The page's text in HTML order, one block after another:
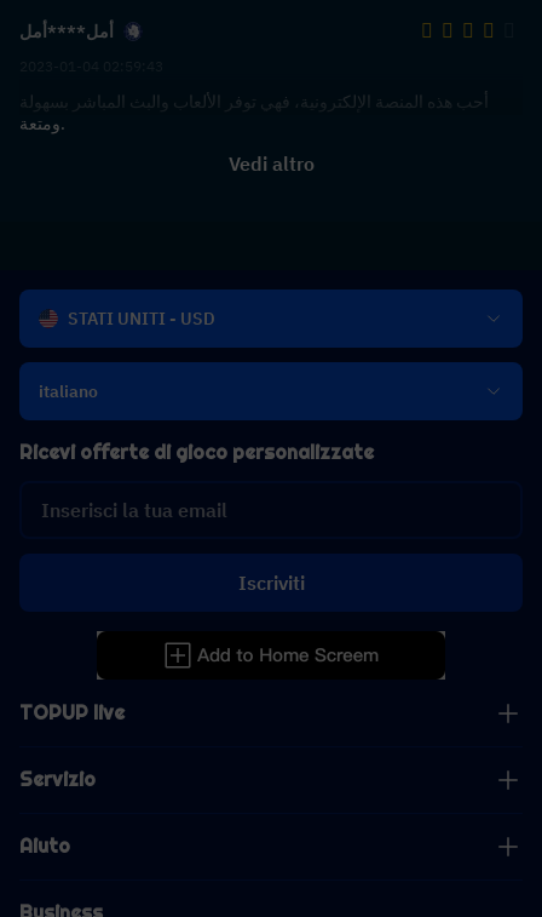
أمل****أمل
أحب هذه المنصة الإلكترونية، فهي توفر الألعاب والبث المباشر بسهولة
ومتعة.
Vedi altro
STATI UNITI - USD
italiano
TOPUP live
Servizio
Aiuto
Ricevi offerte di gioco personalizzate
Iscriviti